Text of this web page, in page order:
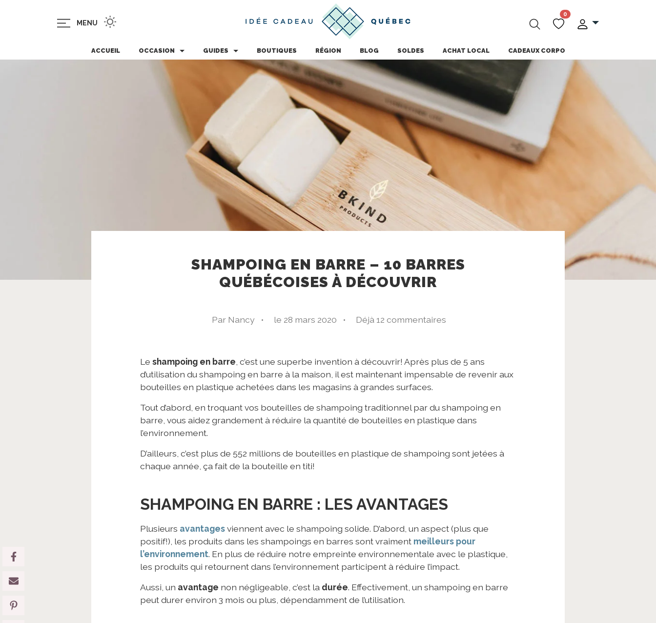
MENU
0
ACCUEIL OCCASION GUIDES BOUTIQUES RÉGION BLOG SOLDES ACHAT LOCAL CADEAUX CORPO
SHAMPOING EN BARRE – 10 BARRES
QUÉBÉCOISES À DÉCOUVRIR
Par Nancy • le 28 mars 2020 • Déjà 12 commentaires
Le shampoing en barre , c’est une superbe invention à découvrir! Après plus de 5 ans
d’utilisation du shampoing en barre à la maison, il est maintenant impensable de revenir aux
bouteilles en plastique achetées dans les magasins à grandes surfaces.
Tout d’abord, en troquant vos bouteilles de shampoing traditionnel par du shampoing en
barre, vous aidez grandement à réduire la quantité de bouteilles en plastique dans
l’environnement.
D’ailleurs, c’est plus de 552 millions de bouteilles en plastique de shampoing sont jetées à
chaque année, ça fait de la bouteille en titi!
SHAMPOING EN BARRE : LES AVANTAGES
Plusieurs avantagesviennent avec le shampoing solide. D’abord, un aspect (plus que
positif!), les produits dans les shampoings en barres sont vraiment meilleurs pour
l’environnement. En plus de réduire notre empreinte environnementale avec le plastique,
les produits qui retournent dans l’environnement participent à réduire l’impact.
Aussi, un avantage non négligeable, c’est la durée. Effectivement, un shampoing en barre
peut durer environ 3 mois ou plus, dépendamment de l’utilisation.